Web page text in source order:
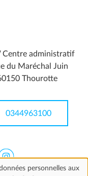
Centre administratif
du Maréchal Juin
Thourotte
0344963100
personnelles aux